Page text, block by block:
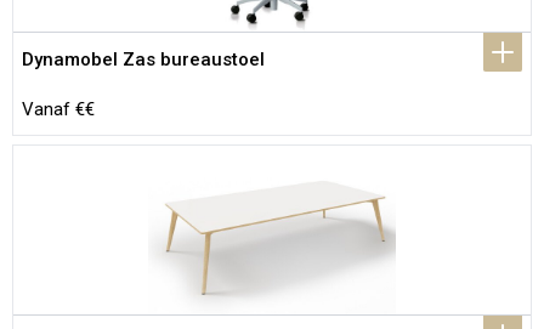
Dynamobel Zas bureaustoel
Vanaf €€